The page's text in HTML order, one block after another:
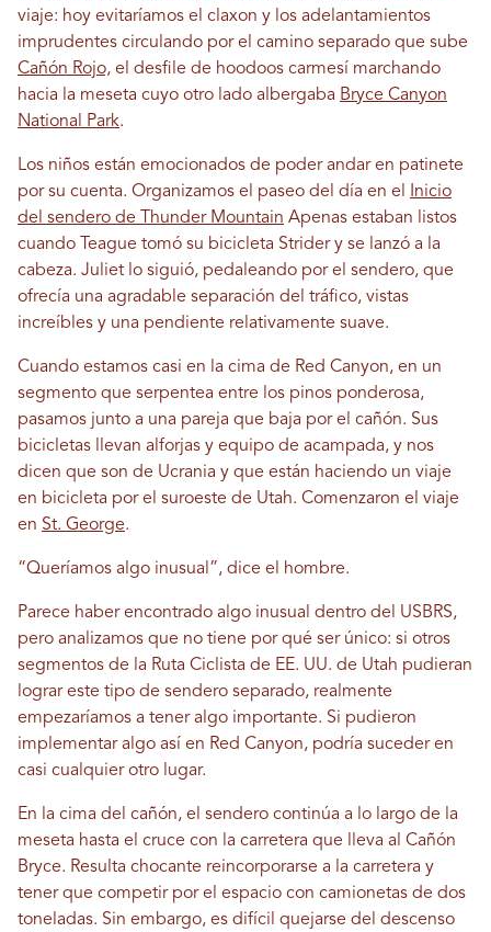
viaje: hoy evitaríamos el claxon y los adelantamientos
imprudentes circulando por el camino separado que sube
Cañón Rojo, el desfile de hoodoos carmesí marchando
hacia la meseta cuyo otro lado albergaba Bryce Canyon
National Park.
Los niños están emocionados de poder andar en patinete
por su cuenta. Organizamos el paseo del día en el
Inicio
del sendero de Thunder Mountain Apenas estaban listos
cuando Teague tomó su bicicleta Strider y se lanzó a la
cabeza. Juliet lo siguió, pedaleando por el sendero, que
ofrecía una agradable separación del tráfico, vistas
increíbles y una pendiente relativamente suave.
Cuando estamos casi en la cima de Red Canyon, en un
segmento que serpentea entre los pinos ponderosa,
pasamos junto a una pareja que baja por el cañón. Sus
bicicletas llevan alforjas y equipo de acampada, y nos
dicen que son de Ucrania y que están haciendo un viaje
en bicicleta por el suroeste de Utah. Comenzaron el viaje
en St. George.
“Queríamos algo inusual”, dice el hombre.
Parece haber encontrado algo inusual dentro del USBRS,
pero analizamos que no tiene por qué ser único: si otros
segmentos de la Ruta Ciclista de EE. UU. de Utah pudieran
lograr este tipo de sendero separado, realmente
empezaríamos a tener algo importante. Si pudieron
implementar algo así en Red Canyon, podría suceder en
casi cualquier otro lugar.
En la cima del cañón, el sendero continúa a lo largo de la
meseta hasta el cruce con la carretera que lleva al Cañón
Bryce. Resulta chocante reincorporarse a la carretera y
tener que competir por el espacio con camionetas de dos
toneladas. Sin embargo, es difícil quejarse del descenso